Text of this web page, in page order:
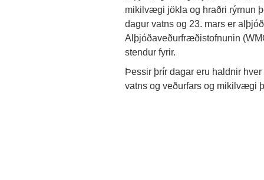
mikilvægi jökla og hraðri rýrnun
dagur vatns og 23. mars er
Alþjóðaveðurfræðistofnunin
stendur fyrir.
Þessir þrír dagar eru haldnir
vatns og veðurfars og mikilvægi